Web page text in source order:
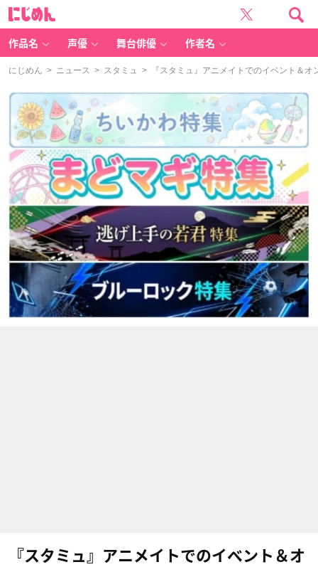
作品名 声優 舞台俳優 作者名
にじめん > ニュース > スタミュ > 『スタミュ』アニメイトでのイベント＆オ
『スタミュ』アニメイトでのイベント＆オ